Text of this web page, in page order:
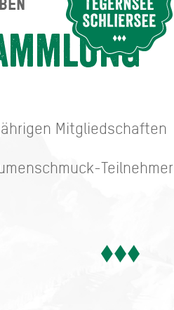
Mitgliedschaften
Teilnehmer
abschicken